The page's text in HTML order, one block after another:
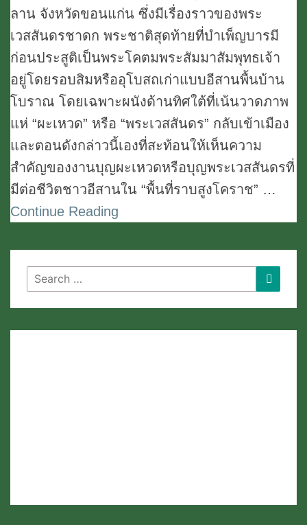
และ
มงคล
แห่ง
“น้ำ”
ใน
ที่ราบสูง
โคราช
ณ
วัด
บ้าน
ขอนแก่น
ลาน จังหวัดขอนแก่น ซึ่งมีเรื่องราวของพระ
เวสสันดรชาดก พระชาติสุดท้ายที่บำเพ็ญบารมี
ก่อนประสูติเป็นพระโคตมพระสัมมาสัมพุทธเจ้า
อยู่โดยรอบสิมหรืออุโบสถเก่าแบบอีสานพื้นบ้าน
โบราณ โดยเฉพาะผนังด้านทิศใต้ที่เน้นวาดภาพ
แห่ “ผะเหวด” หรือ “พระเวสสันดร” กลับเข้าเมือง
และตอนดังกล่าวนี้เองที่สะท้อนให้เห็นความ
สำคัญของงานบุญผะเหวดหรือบุญพระเวสสันดรที่
มีต่อชีวิตชาวอีสานใน “พื้นที่ราบสูงโคราช” …
Continue Reading
Search
for:
Search